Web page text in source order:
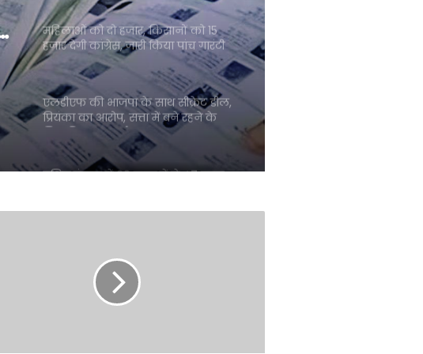
महिलाओं को दो हजार, किसानों को 15
हजार देगी कांग्रेस, जारी किया पांच गारंटी
वाला घोषणा पत्र
एलडीएफ की भाजपा के साथ सीक्रेट डील,
प्रियंका का आरोप, सत्ता में बने रहने के
लिए विचारधारा को ताक पर रखा
पश्चिम बंगाल में 60 लाख में से 47 लाख
हुंकार, पुलिस पर TMC वर्कर्ज को धमकाने